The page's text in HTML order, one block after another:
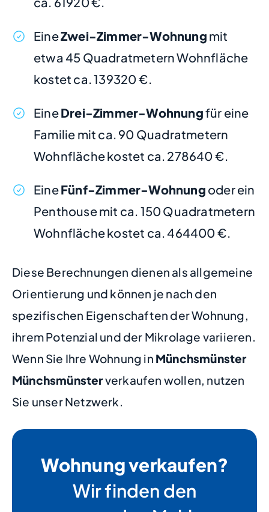
EineZwei-Zimmer-Wohnung mit
etwa 45 Quadratmetern Wohnfläche
kostet ca. 139320 €.
EineDrei-Zimmer-Wohnungfür eine
Familie mit ca. 90 Quadratmetern
Wohnfläche kostet ca. 278640 €.
EineFünf-Zimmer-Wohnung oder ein
Penthouse mit ca. 150 Quadratmetern
Wohnfläche kostet ca. 464400 €.
Diese Berechnungen dienen als allgemeine
Orientierung und können je nach den
spezifischen Eigenschaften der Wohnung,
ihrem Potenzial und der Mikrolage variieren.
Wenn Sie Ihre Wohnung in Münchsmünster
Münchsmünsterverkaufen wollen, nutzen
Sie unser Netzwerk.
Wohnung verkaufen?
Wir finden den